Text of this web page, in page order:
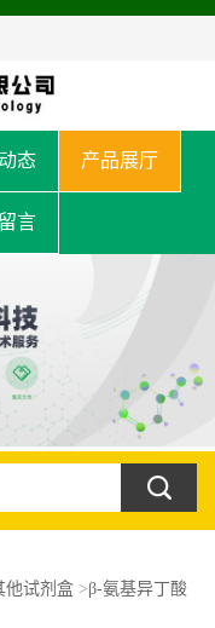
态 产品展厅
言
他试剂盒>β-氨基异丁酸